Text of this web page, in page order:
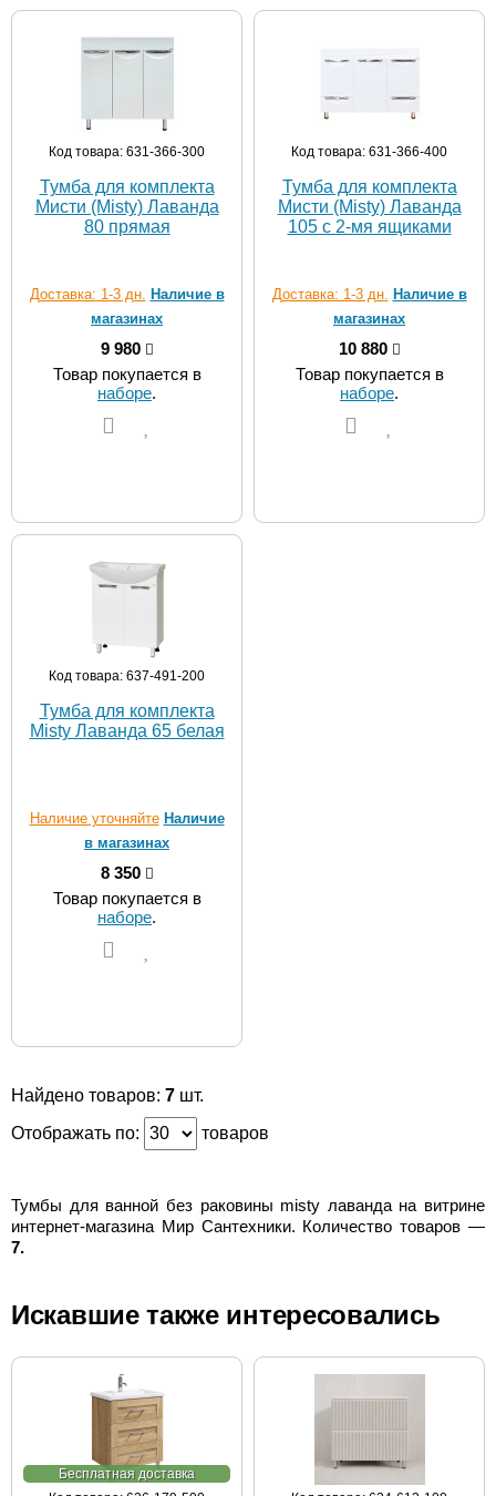
Код товара: 631-366-300
Тумба для комплекта
Мисти (Misty) Лаванда
80 прямая
Доставка: 1-3 дн. Наличие в
магазинах
9 980
Товар покупается в
наборе.
Код товара: 631-366-400
Тумба для комплекта
Мисти (Misty) Лаванда
105 с 2-мя ящиками
Доставка: 1-3 дн. Наличие в
магазинах
10 880
Товар покупается в
наборе.
Код товара: 637-491-200
Тумба для комплекта
Misty Лаванда 65 белая
Наличие уточняйте Наличие
в магазинах
8 350
Товар покупается в
наборе.
Найдено товаров: 7 шт.
Отображать по:
товаров
Тумбы для ванной без раковины misty лаванда на витрине
интернет-магазина Мир Сантехники. Количество товаров —
7.
Искавшие также интересовались
Бесплатная доставка